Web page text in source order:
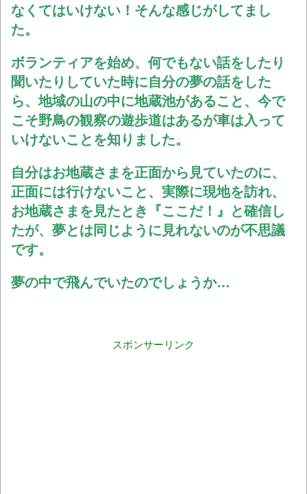
なくてはいけない！そんな感じがしてまし
た。
ボランティアを始め、何でもない話をしたり
聞いたりしていた時に自分の夢の話をした
ら、地域の山の中に地蔵池があること、今で
こそ野鳥の観察の遊歩道はあるが車は入って
いけないことを知りました。
自分はお地蔵さまを正面から見ていたのに、
正面には行けないこと、実際に現地を訪れ、
お地蔵さまを見たとき『ここだ！』と確信し
たが、夢とは同じように見れないのが不思議
です。
夢の中で飛んでいたのでしょうか…
スポンサーリンク